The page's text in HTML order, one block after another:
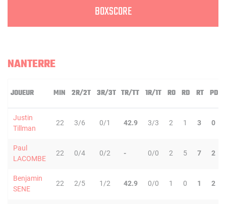
BOXSCORE
NANTERRE
JOUEUR MIN 2R/2T 3R/3T TR/TT 1R/1T RO RD RT PD
Justin
Tillman
22 3/6 0/1 42.9 3/3 2 1 3 0
Paul
LACOMBE
22 0/4 0/2 - 0/0 2 5 7 2
Benjamin
SENE
22 2/5 1/2 42.9 0/0 1 0 1 2